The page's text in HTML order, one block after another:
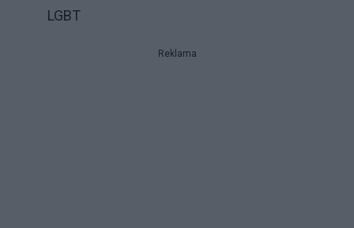
LGBT
Reklama